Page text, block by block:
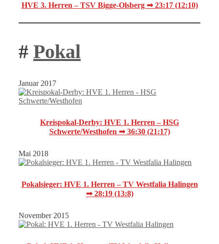
HVE 3. Herren – TSV Bigge-Olsberg ➟ 23:17 (12:10)
# Pokal
Januar 2017
Kreispokal-Derby: HVE 1. Herren – HSG
Schwerte/Westhofen ➟ 36:30 (21:17)
Mai 2018
Pokalsieger: HVE 1. Herren – TV Westfalia Halingen
➟ 28:19 (13:8)
November 2015